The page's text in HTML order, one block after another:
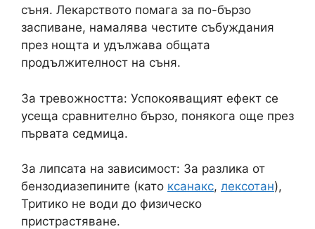
съня. Лекарството помага за по-бързо
заспиване, намалява честите събуждания
през нощта и удължава общата
продължителност на съня.
За тревожността: Успокояващият ефект се
усеща сравнително бързо, понякога още през
първата седмица.
За липсата на зависимост: За разлика от
бензодиазепините (като ксанакс, лексотан),
Тритико не води до физическо
пристрастяване.